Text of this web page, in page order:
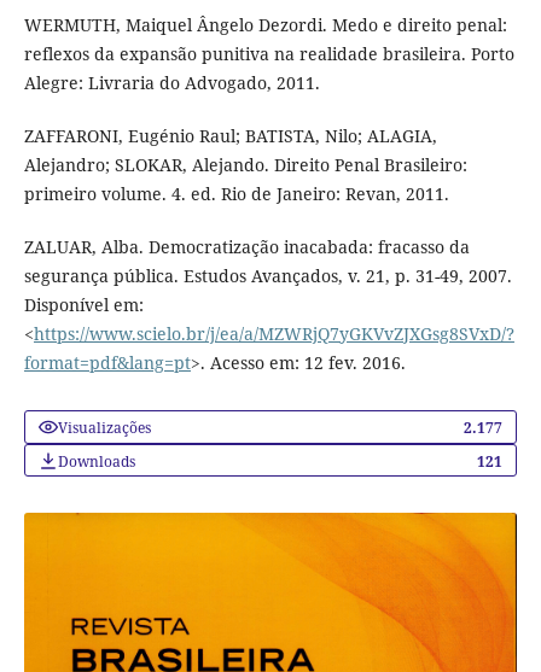
WERMUTH, Maiquel Ângelo Dezordi. Medo e direito penal:
reflexos da expansão punitiva na realidade brasileira. Porto
Alegre: Livraria do Advogado, 2011.
ZAFFARONI, Eugénio Raul; BATISTA, Nilo; ALAGIA,
Alejandro; SLOKAR, Alejando. Direito Penal Brasileiro:
primeiro volume. 4. ed. Rio de Janeiro: Revan, 2011.
ZALUAR, Alba. Democratização inacabada: fracasso da
segurança pública. Estudos Avançados, v. 21, p. 31-49, 2007.
Disponível em:
<https://www.scielo.br/j/ea/a/MZWRjQ7yGKVvZJXGsg8SVxD/?
format=pdf&lang=pt>. Acesso em: 12 fev. 2016.
Visualizações
2.177
Downloads
121